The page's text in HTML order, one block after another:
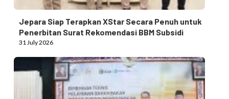
Jepara Siap Terapkan XStar Secara Penuh untuk
Penerbitan Surat Rekomendasi BBM Subsidi
31 July 2026